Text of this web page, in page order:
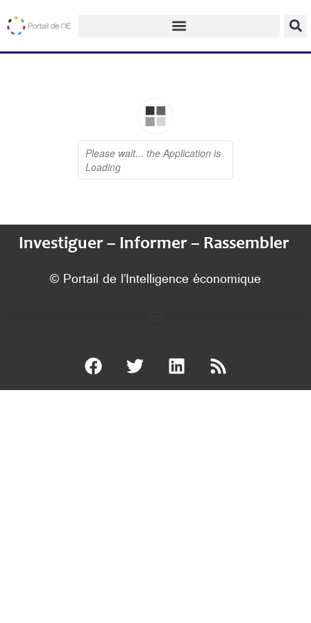
Investiguer – Informer – Rassembler
© Portail de l’Intelligence économique